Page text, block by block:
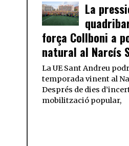
La
força Collboni a
natural al Narcís
La UE Sant Andreu
temporada vinent al
Després de dies
mobilització popular,